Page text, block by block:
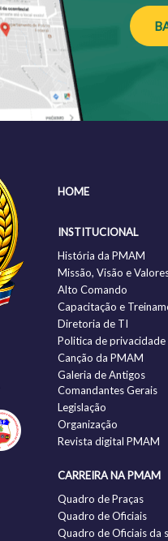
HOME
INSTITUCIONAL
História da PMAM
Missão, Visão e
Alto Comando
Capacitação e
Diretoria de TI
Politica de privacidade
Canção da PMAM
Galeria de Antigos
Comandantes Gerais
Legislação
Organização
Revista digital PMAM
CARREIRA NA PMAM
Quadro de Praças
Quadro de Oficiais
Quadro de Oficiais da